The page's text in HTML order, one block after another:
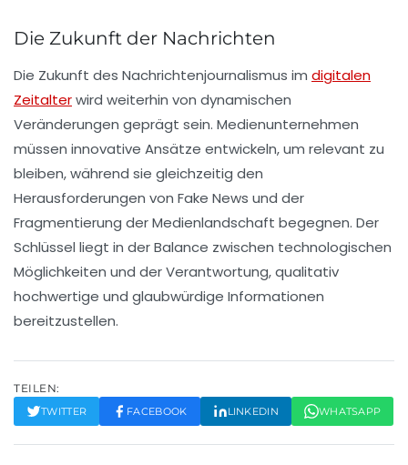
Die Zukunft der Nachrichten
Die Zukunft des Nachrichtenjournalismus im digitalen
Zeitalterwird weiterhin von dynamischen
Veränderungen geprägt sein. Medienunternehmen
müssen innovative Ansätze entwickeln, um relevant zu
bleiben, während sie gleichzeitig den
Herausforderungen von Fake News und der
Fragmentierung derMedienlandschaft begegnen. Der
Schlüssel liegt in der Balance zwischen technologischen
Möglichkeiten und der Verantwortung, qualitativ
hochwertige und glaubwürdige Informationen
bereitzustellen.
TEILEN:
TWITTER FACEBOOK LINKEDIN WHATSAPP